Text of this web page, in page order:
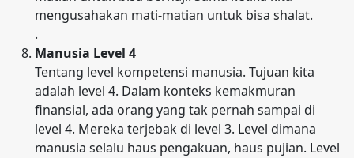
mengusahakan mati-matian untuk bisa shalat.
.
Manusia Level 4
Tentang level kompetensi manusia. Tujuan kita
adalah level 4. Dalam konteks kemakmuran
finansial, ada orang yang tak pernah sampai di
level 4. Mereka terjebak di level 3. Level dimana
manusia selalu haus pengakuan, haus pujian. Level